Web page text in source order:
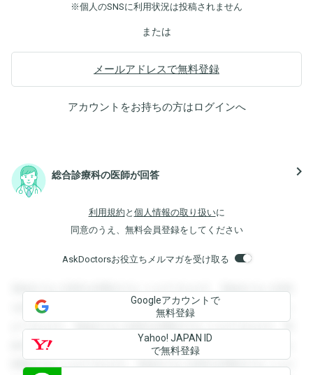
※個人のSNSに利用状況は投稿されません
または
メールアドレスで無料登録
アカウントをお持ちの方はログインへ
総合診療科の医師が回答 navigate_next
利用規約 と 個人情報の取り扱いに
同意のうえ、無料会員登録をしてください
AskDoctorsお役立ちメルマガを受け取る
登録すると回答を閲覧することができます。登録すると回答
を閲覧することができます。登録すると回答を閲覧すること
ができます。登録すると回答を閲覧することができます。登
録すると回答を閲覧することができます。登録すると回答を
閲覧することができます。登録すると回答を閲覧することが
Googleアカウントで
無料登録
Yahoo! JAPAN ID
で無料登録